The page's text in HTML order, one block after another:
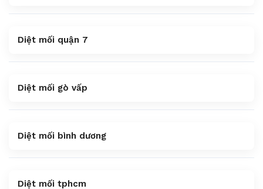
Diệt mối quận 7
Diệt mối gò vấp
Diệt mối bình dương
Diệt mối tphcm